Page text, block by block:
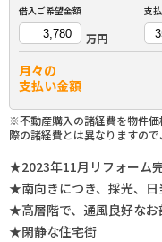
借入ご希望金額
万円
支
月々の
支払い金額
※不動産購入の諸経費を物件
際の諸経費とは異なりますの
★2023年11月リフォーム
★南向きにつき、採光、日
★高層階で、通風良好なお
★閑静な住宅街